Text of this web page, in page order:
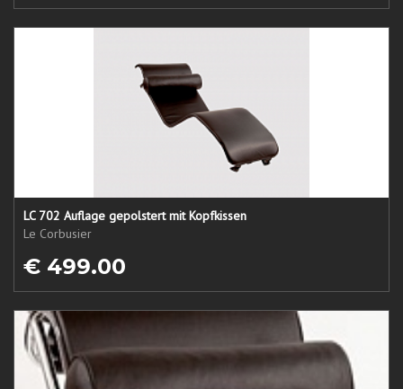
LC 702 Auflage gepolstert mit Kopfkissen
Le Corbusier
€ 499.00